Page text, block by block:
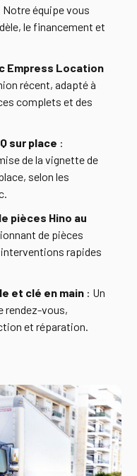
équipe vous
le financement et
Empress Location
récent, adapté à
complets et des
sur place :
de la vignette de
selon les
pièces Hino au
de pièces
rapides
et clé en main : Un
rendez-vous,
et réparation.